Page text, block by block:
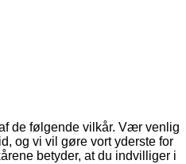
de følgende vilkår. Vær venlig
og vi vil gøre vort yderste for
betyder, at du indvilliger i